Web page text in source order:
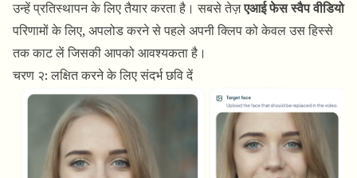
उन्हें प्रतिस्थापन के लिए तैयार करता है। सबसे तेज़एआई फेस स्वैप वीडियो
परिणामों के लिए, अपलोड करने से पहले अपनी क्लिप को केवल उस हिस्से
तक काट लें जिसकी आपको आवश्यकता है।
चरण २: लक्षित करने के लिए संदर्भ छवि दें